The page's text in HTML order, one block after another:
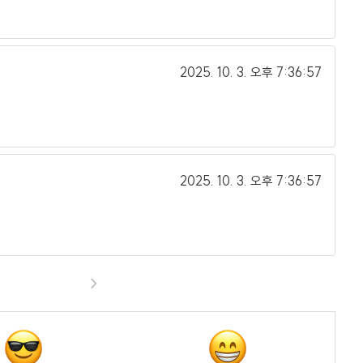
2025. 10. 3. 오후 7:36:57
2025. 10. 3. 오후 7:36:57
>